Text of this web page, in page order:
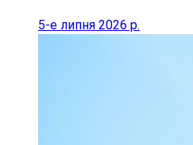
5-е липня 2026 р.